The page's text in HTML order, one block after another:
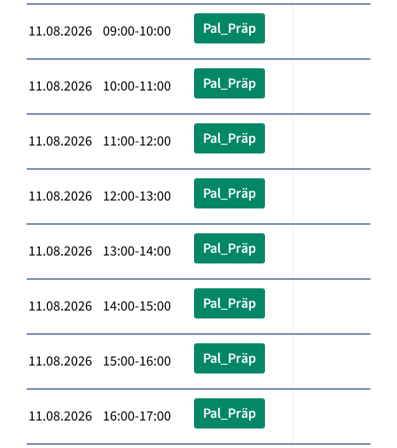
11.08.2026 09:00-10:00 Pal_Präp
11.08.2026 10:00-11:00 Pal_Präp
11.08.2026 11:00-12:00 Pal_Präp
11.08.2026 12:00-13:00 Pal_Präp
11.08.2026 13:00-14:00 Pal_Präp
11.08.2026 14:00-15:00 Pal_Präp
11.08.2026 15:00-16:00 Pal_Präp
11.08.2026 16:00-17:00 Pal_Präp